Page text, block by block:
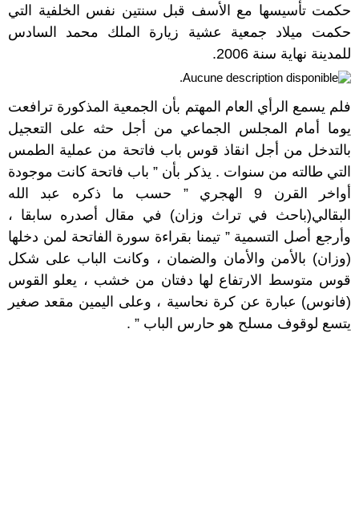
حكمت تأسيسها مع الأسف قبل سنتين نفس الخلفية التي
حكمت ميلاد جمعية عشية زيارة الملك محمد السادس
للمدينة نهاية سنة 2006.
فلم يسمع الرأي العام المهتم بأن الجمعية المذكورة ترافعت
يوما أمام المجلس الجماعي من أجل حثه على التعجيل
بالتدخل من أجل انقاذ قوس باب فاتحة من عملية الطمس
التي طالته من سنوات . يذكر بأن ” باب فاتحة كانت موجودة
أواخر القرن 9 الهجري ” حسب ما ذكره عبد الله
البقالي(باحث في تراث وزان) في مقال أصدره سابقا ،
وأرجع أصل التسمية ” تيمنا بقراءة سورة الفاتحة لمن دخلها
(وزان) بالأمن والأمان والضمان ، وكانت الباب على شكل
قوس متوسط الارتفاع لها دفتان من خشب ، يعلو القوس
(فانوس) عبارة عن كرة نحاسية ، وعلى اليمين مقعد صغير
يتسع لوقوف مسلح هو حارس الباب ” .